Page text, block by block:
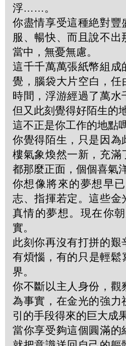
浮……。
你盡情享受這種絶對
服、暢快、而且說不
當中，無憂無慮。
這千千萬萬張紙幣組
覺，腦袋大片空白，
時間，浮游經過了萬
但又此刻覺得好陌生
這不正是你工作的地點
你覺得陌生，只是因
樓氣象煥然一新，充
都那麼正面，個個喜氣
你想像將來的夢想早
志、指揮若定。這些
真情的夢想。現在你
實。
此刻你再沒有打拼的
有煩惱，有的只是輕
界。
你不斷以主人身份，
為事實，在金光的強
引的手段得來的巨大成
當你享受夠這個圓滿